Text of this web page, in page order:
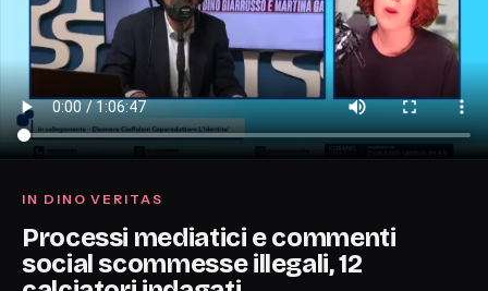
IN DINO VERITAS
Processi mediatici e commenti
social scommesse illegali, 12